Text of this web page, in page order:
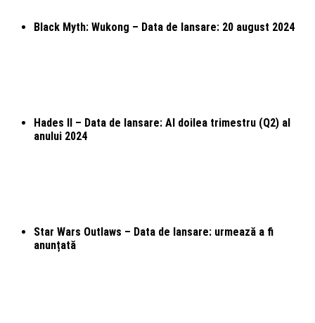
Black Myth: Wukong – Data de lansare: 20 august 2024
Hades II – Data de lansare: Al doilea trimestru (Q2) al
anului 2024
Star Wars Outlaws – Data de lansare: urmează a fi
anunțată